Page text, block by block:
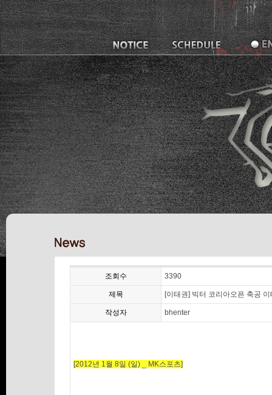
조회수 3390
제목 [이태권] 빅터 코리아오픈 축공
작성자 bhenter
[2012년 1월 8일 (일) _ MK스포츠]